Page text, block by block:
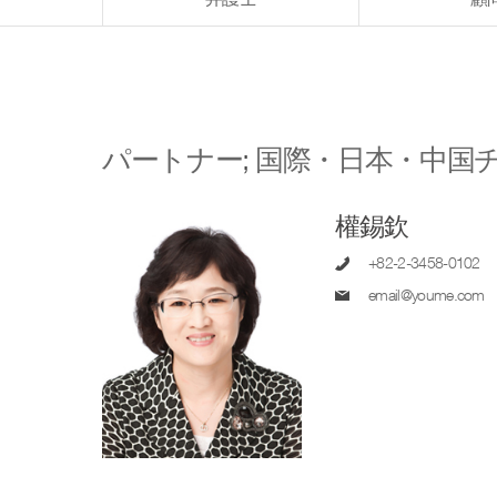
パートナー; 国際・日本・中国
權錫欽
+82-2-3458-0102
email@youme.com